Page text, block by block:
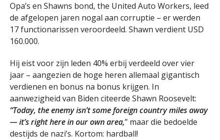
Opa’s en Shawns bond, the United Auto Workers, leed
de afgelopen jaren nogal aan corruptie – er werden
17 functionarissen veroordeeld. Shawn verdient USD
160.000.
Hij eist voor zijn leden 40% erbij verdeeld over vier
jaar – aangezien de hoge heren allemaal gigantisch
verdienen en bonus na bonus krijgen. In
aanwezigheid van Biden citeerde Shawn Roosevelt:
“Today, the enemy isn’t some foreign country miles away
— it’s right here in our own area,” maar die bedoelde
destijds de nazi’s. Kortom: hardball!